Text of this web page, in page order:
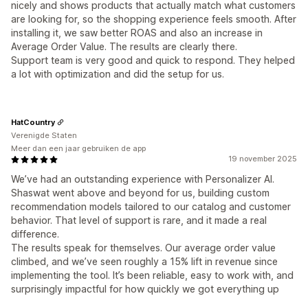
nicely and shows products that actually match what customers
are looking for, so the shopping experience feels smooth. After
installing it, we saw better ROAS and also an increase in
Average Order Value. The results are clearly there.
Support team is very good and quick to respond. They helped
a lot with optimization and did the setup for us.
19 november 2025
We’ve had an outstanding experience with Personalizer AI.
Shaswat went above and beyond for us, building custom
recommendation models tailored to our catalog and customer
behavior. That level of support is rare, and it made a real
difference.
The results speak for themselves. Our average order value
climbed, and we’ve seen roughly a 15% lift in revenue since
implementing the tool. It’s been reliable, easy to work with, and
surprisingly impactful for how quickly we got everything up
HatCountry
Verenigde Staten
Meer dan een jaar gebruiken de app